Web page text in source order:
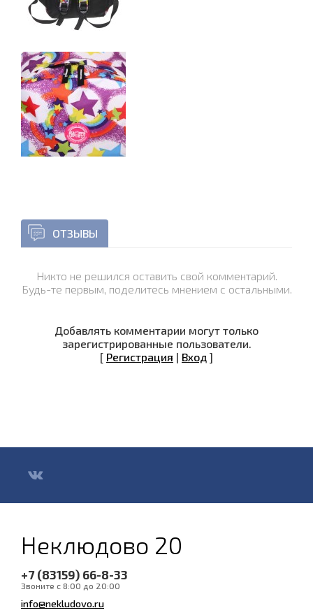
ОТЗЫВЫ
Никто не решился оставить свой комментарий.
Будь-те первым, поделитесь мнением с остальными.
Добавлять комментарии могут только
зарегистрированные пользователи.
[ Регистрация | Вход ]
Неклюдово 20
+7 (83159) 66-8-33
Звоните с 8:00 до 20:00
info@nekludovo.ru